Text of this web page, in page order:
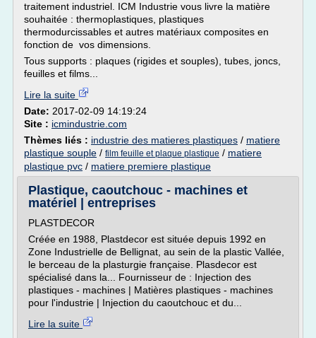
traitement industriel. ICM Industrie vous livre la matière
souhaitée : thermoplastiques, plastiques
thermodurcissables et autres matériaux composites en
fonction de vos dimensions.
Tous supports : plaques (rigides et souples), tubes, joncs,
feuilles et films...
Lire la suite
Date: 2017-02-09 14:19:24
Site : icmindustrie.com
Thèmes liés : industrie des matieres plastiques / matiere
plastique souple / film feuille et plaque plastique / matiere
plastique pvc / matiere premiere plastique
Plastique, caoutchouc - machines et
matériel | entreprises
PLASTDECOR
Créée en 1988, Plastdecor est située depuis 1992 en
Zone Industrielle de Bellignat, au sein de la plastic Vallée,
le berceau de la plasturgie française. Plasdecor est
spécialisé dans la... Fournisseur de : Injection des
plastiques - machines | Matières plastiques - machines
pour l'industrie | Injection du caoutchouc et du...
Lire la suite